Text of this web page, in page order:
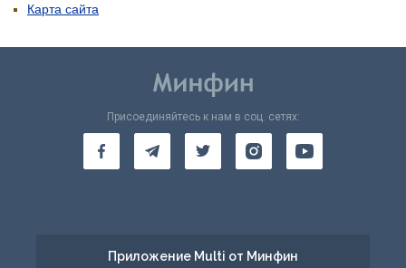
Карта сайта
Присоединяйтесь к нам в соц. сетях:
Приложение Multi от Минфин